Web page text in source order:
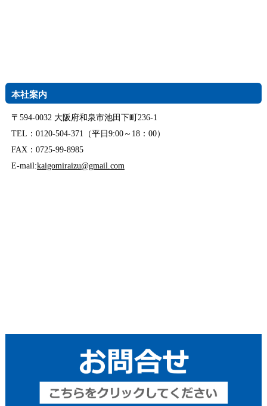
本社案内
〒594-0032 大阪府和泉市池田下町236-1
TEL：0120-504-371（平日9:00～18：00）
FAX：0725-99-8985
E-mail:kaigomiraizu@gmail.com